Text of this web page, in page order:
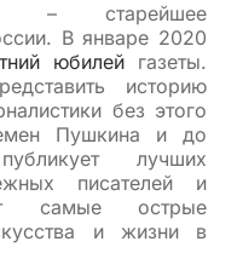
– старейшее
В январе 2020
юбилей газеты.
историю
без этого
Пушкина и до
лучших
писателей и
самые острые
и жизни в